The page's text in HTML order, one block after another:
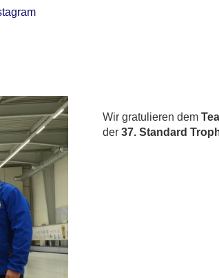
Wir gratulieren dem
der 37. Standard